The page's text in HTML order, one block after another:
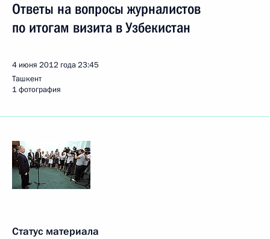
Ответы на вопросы журналистов
по итогам визита в Узбекистан
4 июня 2012 года23:45
Ташкент
1 фотография
Статус материала